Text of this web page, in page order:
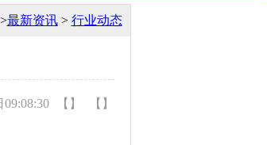
最新资讯> 行业动态
【】 【】